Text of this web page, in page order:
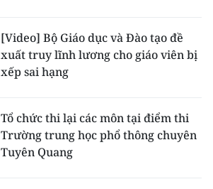
[Video] Bộ Giáo dục và Đào tạo đề
xuất truy lĩnh lương cho giáo viên bị
xếp sai hạng
Tổ chức thi lại các môn tại điểm thi
Trường trung học phổ thông chuyên
Tuyên Quang